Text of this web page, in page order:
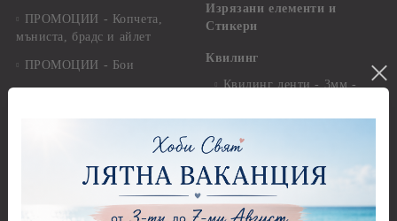
ПРОМОЦИИ - Копчета,
мъниста, брадс и айлет
ПРОМОЦИИ - Бои
ПРОМОЦИИ - Салфетки
ПРОМОЦИИ - Хоби
перфоратори, инструменти и
Изрязани елементи и
Стикери
Квилинг
Квилинг ленти - 3мм -
3мм - 30см.
Квилинг ленти - 8мм